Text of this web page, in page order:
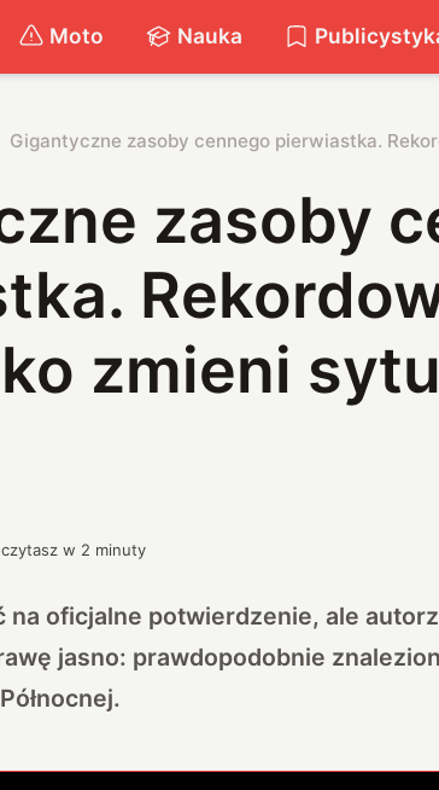
Moto Nauka
Gigantyczne zasoby cennego pierwiastka.
zasoby
zmieni
w 2 minuty
na oficjalne potwierdzenie, ale
jasno: prawdopodobnie